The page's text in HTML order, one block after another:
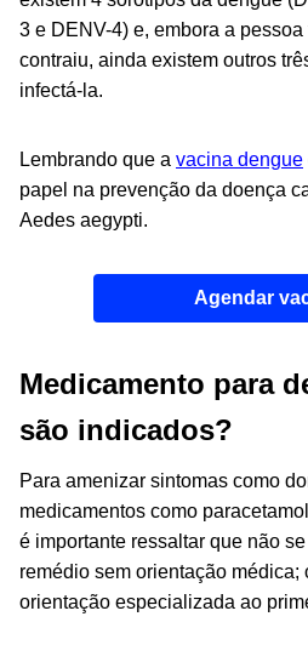
3 e DENV-4) e, embora a
contraiu, ainda existem outros
infectá-la.
Lembrando que a vacina dengue
papel na prevenção da doença
Aedes aegypti.
Agendar
Medicamento para
são indicados?
Para amenizar sintomas como
medicamentos como
é importante ressaltar que não
remédio sem orientação médica;
orientação especializada ao